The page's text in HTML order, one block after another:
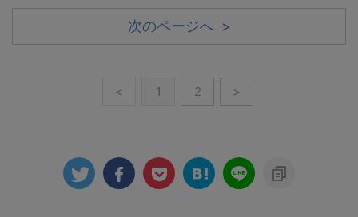
次のページへ >
< 1 2 >